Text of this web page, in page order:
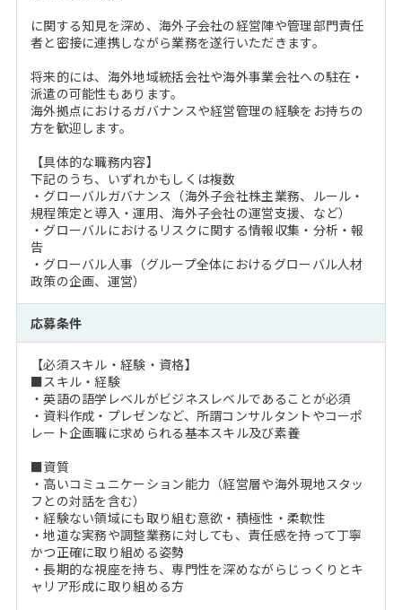
に関する知見を深め、海外子会社の経営陣や管理部門責任
者と密接に連携しながら業務を遂行いただきます。
将来的には、海外地域統括会社や海外事業会社への駐在・
派遣の可能性もあります。
海外拠点におけるガバナンスや経営管理の経験をお持ちの
方を歓迎します。
【具体的な職務内容】
下記のうち、いずれかもしくは複数
・グローバルガバナンス（海外子会社株主業務、ルール・
規程策定と導入・運用、海外子会社の運営支援、など）
・グローバルにおけるリスクに関する情報収集・分析・報
告
・グローバル人事（グループ全体におけるグローバル人材
政策の企画、運営）
応募条件
【必須スキル・経験・資格】
■スキル・経験
・英語の語学レベルがビジネスレベルであることが必須
・資料作成・プレゼンなど、所謂コンサルタントやコーポ
レート企画職に求められる基本スキル及び素養
■資質
・高いコミュニケーション能力（経営層や海外現地スタッ
フとの対話を含む）
・経験ない領域にも取り組む意欲・積極性・柔軟性
・地道な実務や調整業務に対しても、責任感を持って丁寧
かつ正確に取り組める姿勢
・長期的な視座を持ち、専門性を深めながらじっくりとキ
ャリア形成に取り組める方